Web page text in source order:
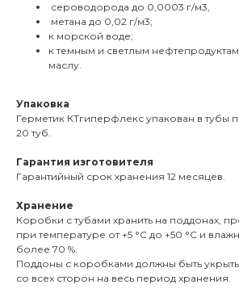
сероводорода до 0,0003 г/м3,
метана до 0,02 г/м3;
к морской воде;
к темным и светлым
маслу.
Упаковка
Герметик КТгиперфлекс упакован в тубы
20 туб.
Гарантия изготовителя
Гарантийный срок хранения 12 месяцев.
Хранение
Коробки с тубами хранить на поддонах,
при температуре от +5 °С до +50 °С и
более 70 %.
Поддоны с коробками должны быть
со всех сторон на весь период хранения.